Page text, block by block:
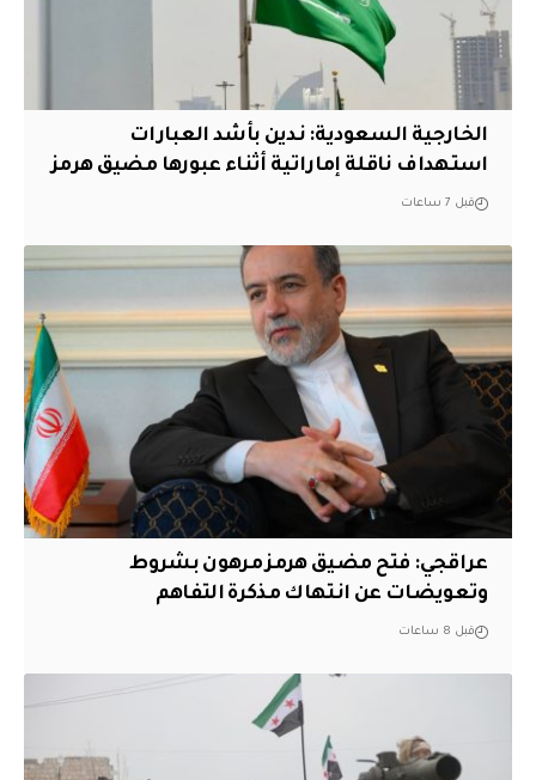
‏الخارجية السعودية: ندين بأشد العبارات
استهداف ناقلة إماراتية أثناء عبورها مضيق هرمز
قبل 7 ساعات
عراقجي: فتح مضيق هرمز مرهون بشروط
وتعويضات عن انتهاك مذكرة التفاهم
قبل 8 ساعات